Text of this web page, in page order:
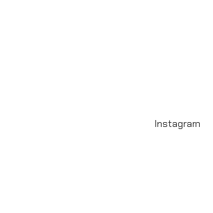
Instagram